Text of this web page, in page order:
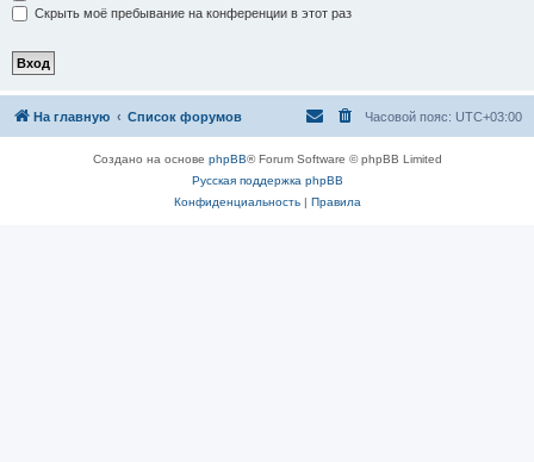
Скрыть моё пребывание на конференции в этот раз
На главную Список форумов Часовой пояс: UTC+03:00
Создано на основе phpBB® Forum Software © phpBB Limited
Русская поддержка phpBB
Конфиденциальность| Правила